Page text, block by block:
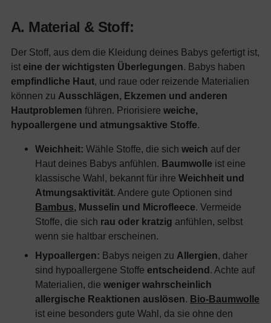
A. Material & Stoff:
Der Stoff, aus dem die Kleidung deines Babys gefertigt ist,
ist eine der wichtigsten Überlegungen. Babys haben
empfindliche Haut, und raue oder reizende Materialien
können zu Ausschlägen, Ekzemen und anderen
Hautproblemen führen. Priorisiere weiche,
hypoallergene und atmungsaktive Stoffe.
Weichheit: Wähle Stoffe, die sich weich auf der
Haut deines Babys anfühlen. Baumwolle ist eine
klassische Wahl, bekannt für ihre Weichheit und
Atmungsaktivität. Andere gute Optionen sind
Bambus, Musselin und Microfleece. Vermeide
Stoffe, die sich rau oder kratzig anfühlen, selbst
wenn sie haltbar erscheinen.
Hypoallergen: Babys neigen zu Allergien, daher
sind hypoallergene Stoffe entscheidend. Achte auf
Materialien, die weniger wahrscheinlich
allergische Reaktionen auslösen. Bio-Baumwolle
ist eine besonders gute Wahl, da sie ohne den